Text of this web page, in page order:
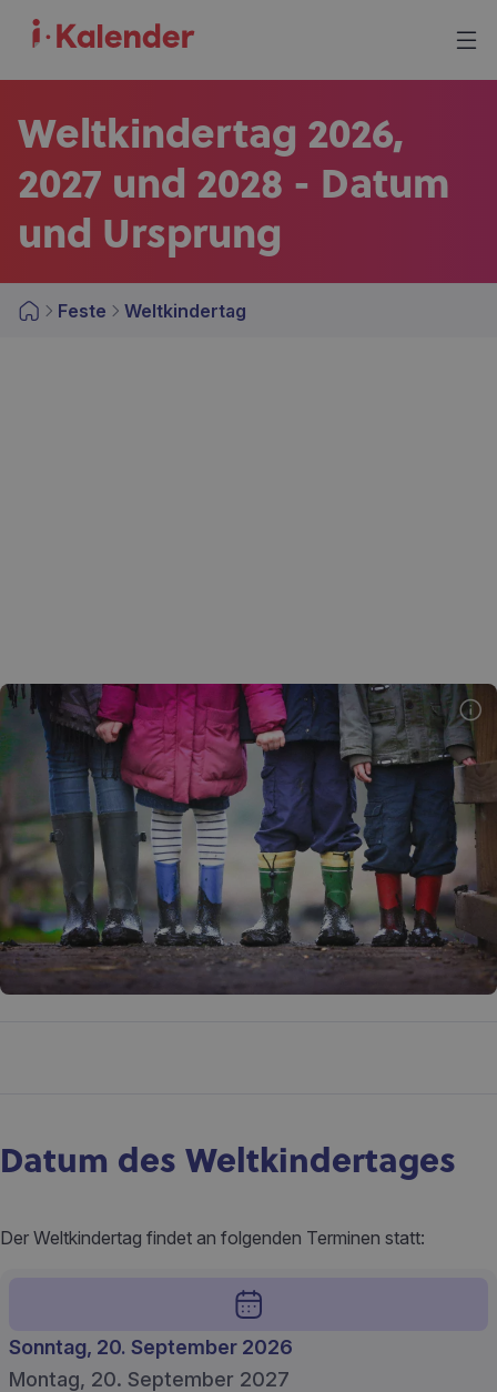
Weltkindertag 2026,
2027 und 2028 - Datum
und Ursprung
Feste Weltkindertag
Datum des Weltkindertages
Der Weltkindertag findet an folgenden Terminen statt:
Sonntag, 20. September 2026
Montag, 20. September 2027